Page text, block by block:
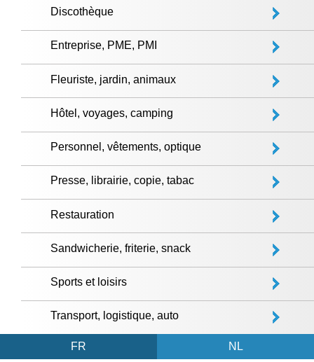
Discothèque
Entreprise, PME, PMI
Fleuriste, jardin, animaux
Hôtel, voyages, camping
Personnel, vêtements, optique
Presse, librairie, copie, tabac
Restauration
Sandwicherie, friterie, snack
Sports et loisirs
Transport, logistique, auto
FR NL